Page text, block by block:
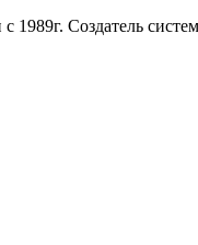
1989г. Создатель